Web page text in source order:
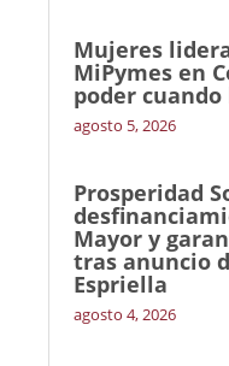
Mujeres
MiPymes en
poder
agosto 5, 2026
Prosperidad
Mayor y
tras anuncio
Espriella
agosto 4, 2026